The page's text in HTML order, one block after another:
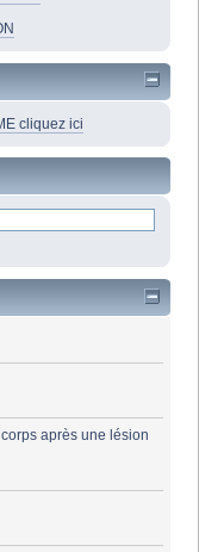
cliquez ici
après une lésion